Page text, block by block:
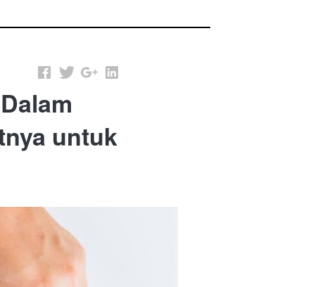
untuk